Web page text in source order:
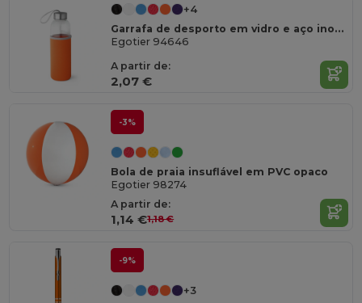
+4
Garrafa de desporto em vidro e aço inoxidável 520 mL
Egotier 94646
A partir de:
2,07 €
-3%
Bola de praia insuflável em PVC opaco
Egotier 98274
A partir de:
1,14 €1,18 €
-9%
+3